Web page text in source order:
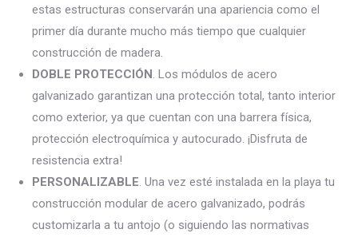
estas estructuras conservarán una apariencia como el
primer día durante mucho más tiempo que cualquier
construcción de madera.
DOBLE PROTECCIÓN. Los módulos de acero
galvanizado garantizan una protección total, tanto interior
como exterior, ya que cuentan con una barrera física,
protección electroquímica y autocurado. ¡Disfruta de
resistencia extra!
PERSONALIZABLE. Una vez esté instalada en la playa tu
construcción modular de acero galvanizado, podrás
customizarla a tu antojo (o siguiendo las normativas